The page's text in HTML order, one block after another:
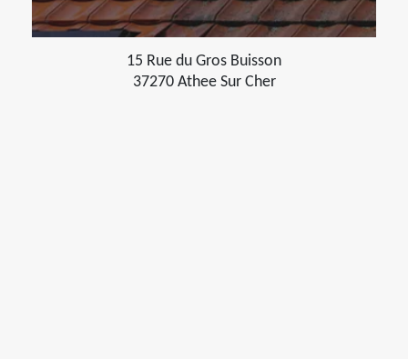
15 Rue du Gros Buisson
37270 Athee Sur Cher